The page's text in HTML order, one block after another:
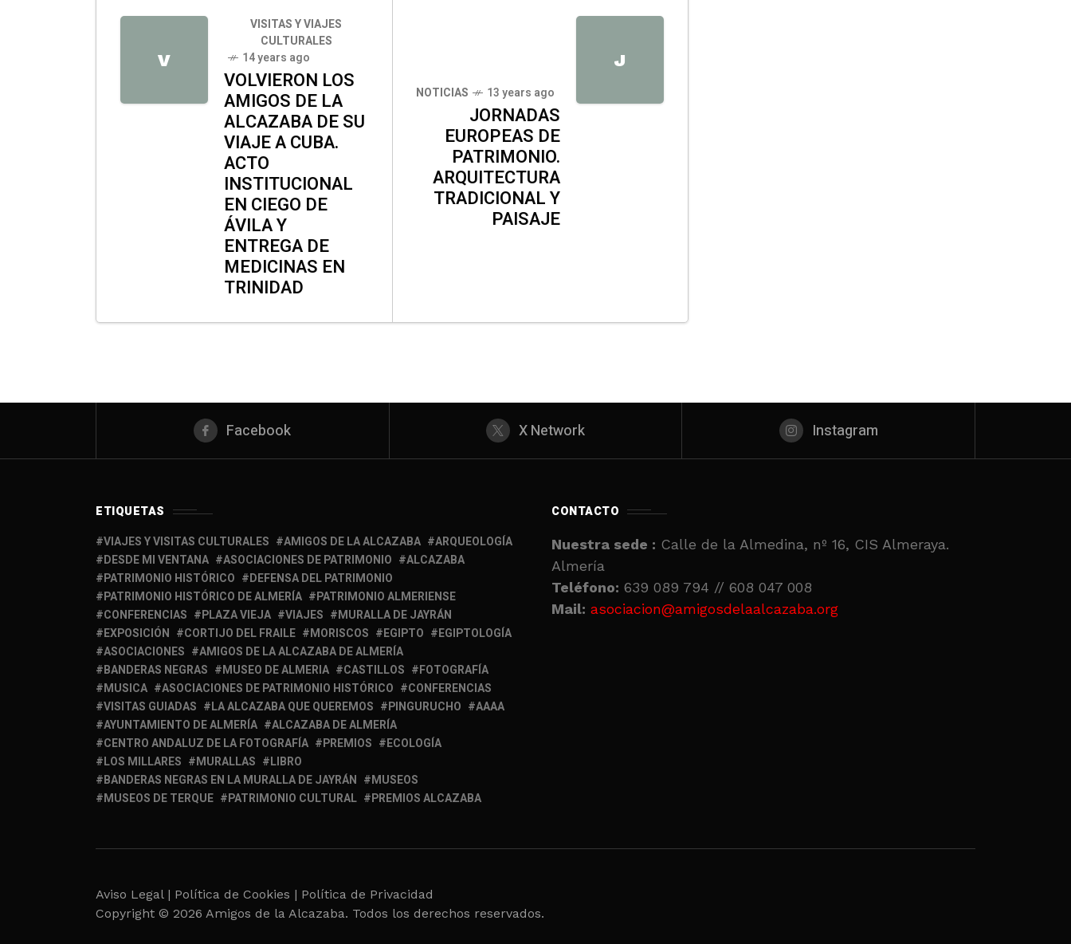
V
VISITAS Y VIAJES
CULTURALES
14 years ago
VOLVIERON LOS
AMIGOS DE LA
ALCAZABA DE SU
VIAJE A CUBA.
ACTO
INSTITUCIONAL
EN CIEGO DE
ÁVILA Y
ENTREGA DE
MEDICINAS EN
TRINIDAD
J
NOTICIAS 13 years ago
JORNADAS
EUROPEAS DE
PATRIMONIO.
ARQUITECTURA
TRADICIONAL Y
PAISAJE
Facebook X Network Instagram
ETIQUETAS
VIAJES Y VISITAS CULTURALES
AMIGOS DE LA ALCAZABA
ARQUEOLOGÍA
DESDE MI VENTANA
ASOCIACIONES DE PATRIMONIO
ALCAZABA
PATRIMONIO HISTÓRICO
DEFENSA DEL PATRIMONIO
PATRIMONIO HISTÓRICO DE ALMERÍA
PATRIMONIO ALMERIENSE
CONFERENCIAS
PLAZA VIEJA VIAJES
MURALLA DE JAYRÁN
EXPOSICIÓN
CORTIJO DEL FRAILE MORISCOS EGIPTO
EGIPTOLOGÍA
ASOCIACIONES
AMIGOS DE LA ALCAZABA DE ALMERÍA
BANDERAS NEGRAS
MUSEO DE ALMERIA CASTILLOS
FOTOGRAFÍA
MUSICA
ASOCIACIONES DE PATRIMONIO HISTÓRICO
CONFERENCIAS
VISITAS GUIADAS
LA ALCAZABA QUE QUEREMOS PINGURUCHO
AAAA
AYUNTAMIENTO DE ALMERÍA
ALCAZABA DE ALMERÍA
CENTRO ANDALUZ DE LA FOTOGRAFÍA
PREMIOS
ECOLOGÍA
LOS MILLARES
MURALLAS
LIBRO
BANDERAS NEGRAS EN LA MURALLA DE JAYRÁN
MUSEOS
MUSEOS DE TERQUE
PATRIMONIO CULTURAL PREMIOS ALCAZABA
CONTACTO
Nuestra sede : Calle de la Almedina, nº 16, CIS Almeraya.
Almería
Teléfono: 639 089 794 // 608 047 008
Mail: asociacion@amigosdelaalcazaba.org
Aviso Legal | Política de Cookies | Política de Privacidad
Copyright © 2026 Amigos de la Alcazaba. Todos los derechos reservados.